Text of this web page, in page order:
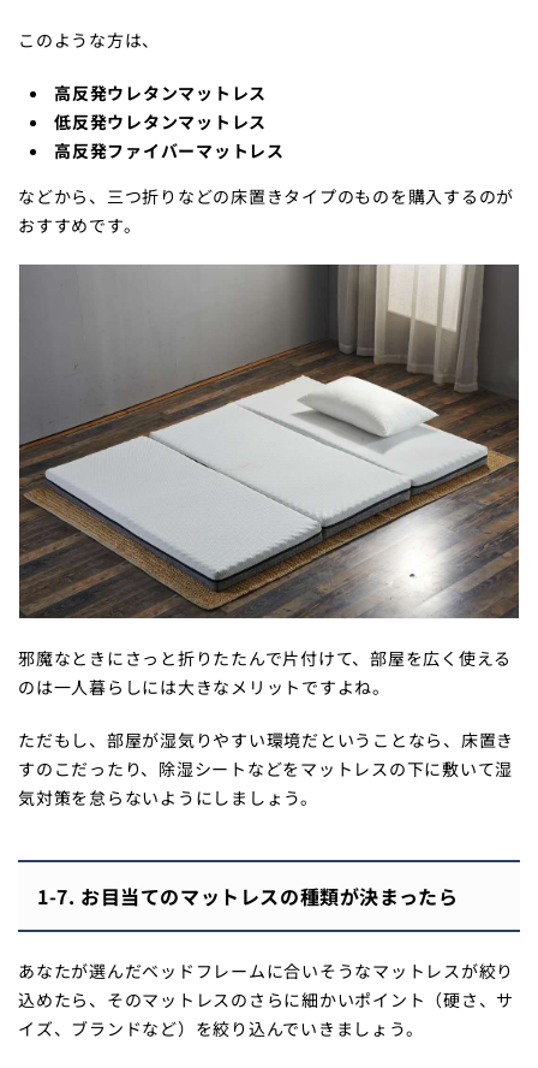
このような方は、
高反発ウレタンマットレス
低反発ウレタンマットレス
高反発ファイバーマットレス
などから、三つ折りなどの床置きタイプのものを購入するのが
おすすめです。
邪魔なときにさっと折りたたんで片付けて、部屋を広く使える
のは一人暮らしには大きなメリットですよね。
ただもし、部屋が湿気りやすい環境だということなら、床置き
すのこだったり、除湿シートなどをマットレスの下に敷いて湿
気対策を怠らないようにしましょう。
1-7. お目当てのマットレスの種類が決まったら
あなたが選んだベッドフレームに合いそうなマットレスが絞り
込めたら、そのマットレスのさらに細かいポイント（硬さ、サ
イズ、ブランドなど）を絞り込んでいきましょう。